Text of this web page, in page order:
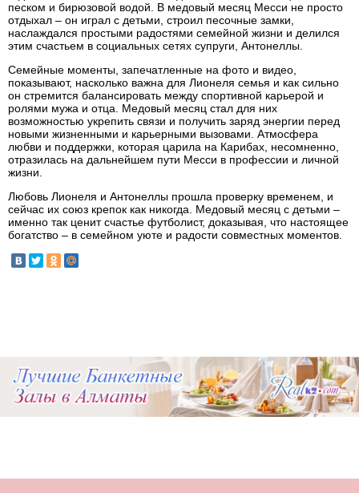
песком и бирюзовой водой. В медовый месяц Месси не просто
отдыхал – он играл с детьми, строил песочные замки,
наслаждался простыми радостями семейной жизни и делился
этим счастьем в социальных сетях супруги, Антонеллы.
Семейные моменты, запечатленные на фото и видео,
показывают, насколько важна для Лионеля семья и как сильно
он стремится балансировать между спортивной карьерой и
ролями мужа и отца. Медовый месяц стал для них
возможностью укрепить связи и получить заряд энергии перед
новыми жизненными и карьерными вызовами. Атмосфера
любви и поддержки, которая царила на Карибах, несомненно,
отразилась на дальнейшем пути Месси в профессии и личной
жизни.
Любовь Лионеля и Антонеллы прошла проверку временем, и
сейчас их союз крепок как никогда. Медовый месяц с детьми –
именно так ценит счастье футболист, доказывая, что настоящее
богатство – в семейном уюте и радости совместных моментов.